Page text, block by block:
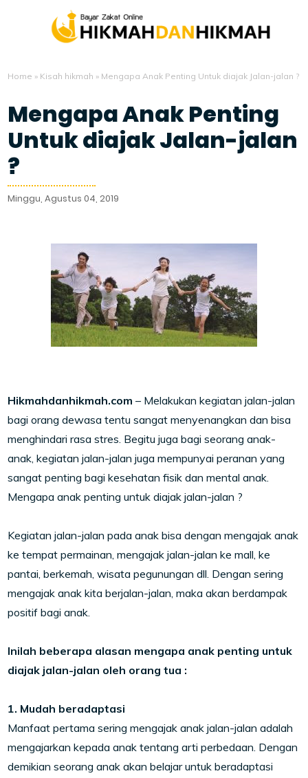
Home » Kisah hikmah » Mengapa Anak Penting Untuk diajak Jalan-jalan ?
Mengapa Anak Penting
Untuk diajak Jalan-jalan
?
Minggu, Agustus 04, 2019
Hikmahdanhikmah.com – Melakukan kegiatan jalan-jalan
bagi orang dewasa tentu sangat menyenangkan dan bisa
menghindari rasa stres. Begitu juga bagi seorang anak-
anak, kegiatan jalan-jalan juga mempunyai peranan yang
sangat penting bagi kesehatan fisik dan mental anak.
Mengapa anak penting untuk diajak jalan-jalan ?
Kegiatan jalan-jalan pada anak bisa dengan mengajak anak
ke tempat permainan, mengajak jalan-jalan ke mall, ke
pantai, berkemah, wisata pegunungan dll. Dengan sering
mengajak anak kita berjalan-jalan, maka akan berdampak
positif bagi anak.
Inilah beberapa alasan mengapa anak penting untuk
diajak jalan-jalan oleh orang tua :
1. Mudah beradaptasi
Manfaat pertama sering mengajak anak jalan-jalan adalah
mengajarkan kepada anak tentang arti perbedaan. Dengan
demikian seorang anak akan belajar untuk beradaptasi